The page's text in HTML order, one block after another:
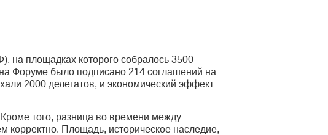
на площадках которого собралось 3500
Форуме было подписано 214 соглашений на
2000 делегатов, и экономический эффект
того, разница во времени между
корректно. Площадь, историческое наследие,